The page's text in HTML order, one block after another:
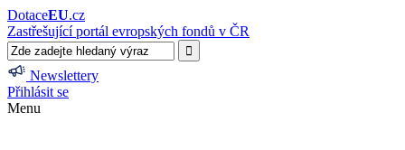
DotaceEU.cz
Zastřešující portál evropských fondů v ČR
Newslettery
Přihlásit se
Menu